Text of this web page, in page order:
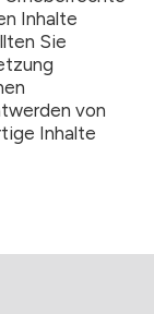
Inhalte
Sie
von
Inhalte